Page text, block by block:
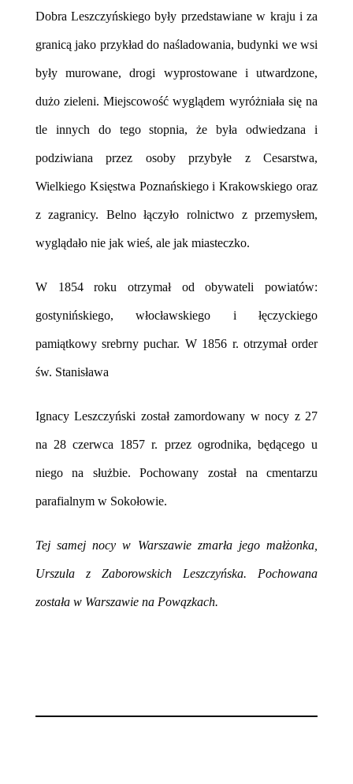
Dobra Leszczyńskiego były przedstawiane w kraju i za
granicą jako przykład do naśladowania, budynki we wsi
były murowane, drogi wyprostowane i utwardzone,
dużo zieleni. Miejscowość wyglądem wyróżniała się na
tle innych do tego stopnia, że była odwiedzana i
podziwiana przez osoby przybyłe z Cesarstwa,
Wielkiego Księstwa Poznańskiego i Krakowskiego oraz
z zagranicy. Belno łączyło rolnictwo z przemysłem,
wyglądało nie jak wieś, ale jak miasteczko.
W 1854 roku otrzymał od obywateli powiatów:
gostynińskiego, włocławskiego i łęczyckiego
pamiątkowy srebrny puchar. W 1856 r. otrzymał order
św. Stanisława
Ignacy Leszczyński został zamordowany w nocy z 27
na 28 czerwca 1857 r. przez ogrodnika, będącego u
niego na służbie. Pochowany został na cmentarzu
parafialnym w Sokołowie.
Tej samej nocy w Warszawie zmarła jego małżonka,
Urszula z Zaborowskich Leszczyńska. Pochowana
została w Warszawie na Powązkach.